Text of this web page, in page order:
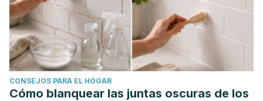
CONSEJOS PARA EL HOGAR
Cómo blanquear las juntas oscuras de los